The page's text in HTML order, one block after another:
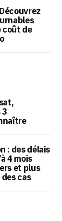
coût de
3
: des délais
4 mois
et plus
cas